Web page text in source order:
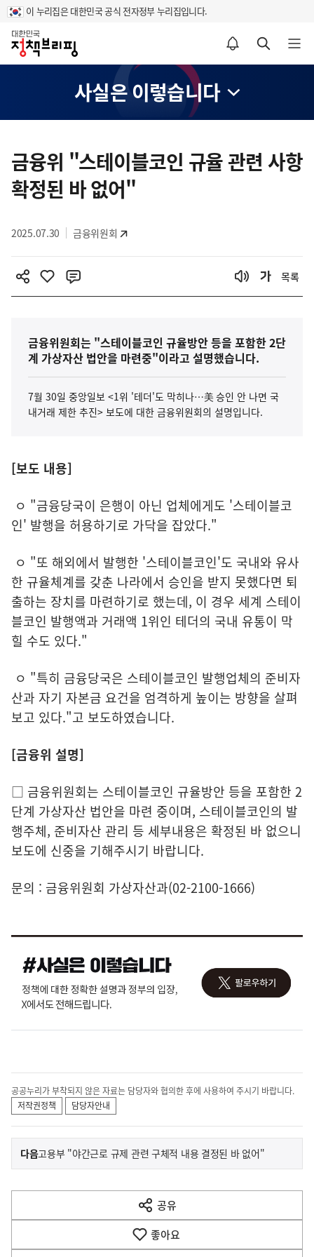
이 누리집은 대한민국 공식 전자정부 누리집입니다.
홈
알림설정 바로가기 검색 바로가기 메뉴 열기
사실은 이렇습니다
텐
츠
영
금융위 "스테이블코인 규율 관련 사항
확정된 바 없어"
2025.07.30 금융위원회
목록
금융위원회는 "스테이블코인 규율방안 등을 포함한 2단
계 가상자산 법안을 마련중"이라고 설명했습니다.
7월 30일 중앙일보 <1위 '테더'도 막히나…美 승인 안 나면 국
내거래 제한 추진> 보도에 대한 금융위원회의 설명입니다.
[보도 내용]
ㅇ "금융당국이 은행이 아닌 업체에게도 '스테이블코
인' 발행을 허용하기로 가닥을 잡았다."
ㅇ "또 해외에서 발행한 '스테이블코인'도 국내와 유사
한 규율체계를 갖춘 나라에서 승인을 받지 못했다면 퇴
출하는 장치를 마련하기로 했는데, 이 경우 세계 스테이
블코인 발행액과 거래액 1위인 테더의 국내 유통이 막
힐 수도 있다."
ㅇ "특히 금융당국은 스테이블코인 발행업체의 준비자
산과 자기 자본금 요건을 엄격하게 높이는 방향을 살펴
보고 있다."고 보도하였습니다.
[금융위 설명]
□ 금융위원회는 스테이블코인 규율방안 등을 포함한 2
단계 가상자산 법안을 마련 중이며, 스테이블코인의 발
행주체, 준비자산 관리 등 세부내용은 확정된 바 없으니
보도에 신중을 기해주시기 바랍니다.
문의 : 금융위원회 가상자산과(02-2100-1666)
공공누리가 부착되지 않은 자료는 담당자와 협의한 후에 사용하여 주시기 바랍니다.
저작권정책
담당자안내
이
전
다
음
다음기
사
고용부 "야간근로 규제 관련 구체적 내용 결정된 바 없어"
공유
열
기
좋아요